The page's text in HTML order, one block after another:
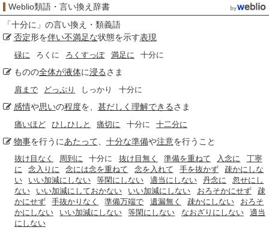
Weblio類語・言い換え辞書
「十分に 」の言い換え・類義語
否定形を伴い不満足な状態を示す表現
碌に ろくに ろくすっぽ 満足に 十分に
ものの全体が液体に浸るさま
肩まで どっぷり しっかり 十分に
感情や思いの程度を、 甚だしく 理解できるさま
痛いほど ひしひしと 痛切に 十分に 十二分に
物事を行うにあたって 十分な準備や注意を行うこと
抜け目なく 周到に 十分に 抜け目無く 準備を重ねて 入念に
丁寧
に
念入りに 念には念を重ねて 念を入れて 手を抜かず
疎かにしな
い
いい加減にしない 等閑にしない 適当にしない 丹念に
忽せにし
ない
いい加減にしておかない いい加減にしない おろそかにせず
疎
かにせず
手抜かりなく 準備万端で 遺漏無く 疎かにしない
おろそ
かにしない
いい加減にしない 等閑にしない なおざりにしない
適当
にしない